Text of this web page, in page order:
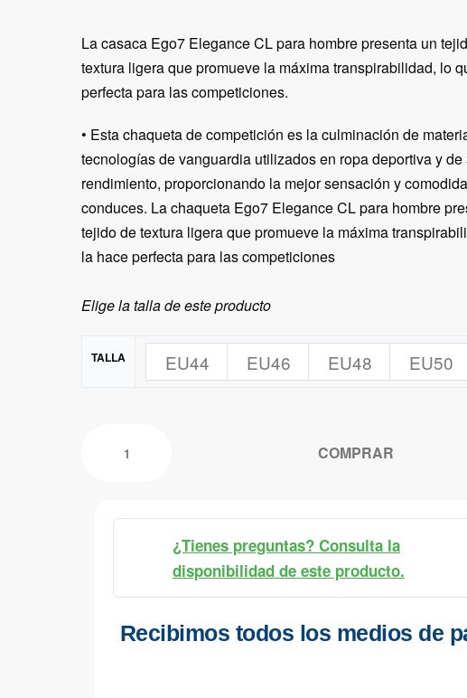
La casaca Ego7 Elegance CL para hombre presenta un
textura ligera que promueve la máxima transpirabilidad, lo
perfecta para las competiciones.
• Esta chaqueta de competición es la culminación de
tecnologías de vanguardia utilizados en ropa deportiva y de
rendimiento, proporcionando la mejor sensación y
conduces. La chaqueta Ego7 Elegance CL para hombre
tejido de textura ligera que promueve la máxima
la hace perfecta para las competiciones
Elige la talla de este producto
TALLA EU44 EU46 EU48 EU50
COMPRAR
¿Tienes preguntas? Consulta la
disponibilidad de este producto.
Recibimos todos los medios de